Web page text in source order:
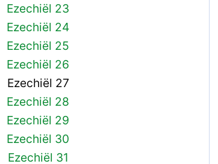
Ezechiël 23
Ezechiël 24
Ezechiël 25
Ezechiël 26
Ezechiël 27
Ezechiël 28
Ezechiël 29
Ezechiël 30
Ezechiël 31